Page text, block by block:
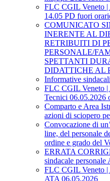
FLC CGIL Veneto |
14.05 PD fuori
COMUNICATO
INERENTE AL
RETRIBUITI DI
PERSONALE/
SPETTANTI
DIDATTICHE AL
Informative
FLC CGIL Veneto |
Tecnici 06.05.2026
Comparto e Area
azioni di sciopero
Convocazione di
line, del personale
ordine e grado del
ERRATA
sindacale
FLC CGIL Veneto |
ATA 06.05.2026